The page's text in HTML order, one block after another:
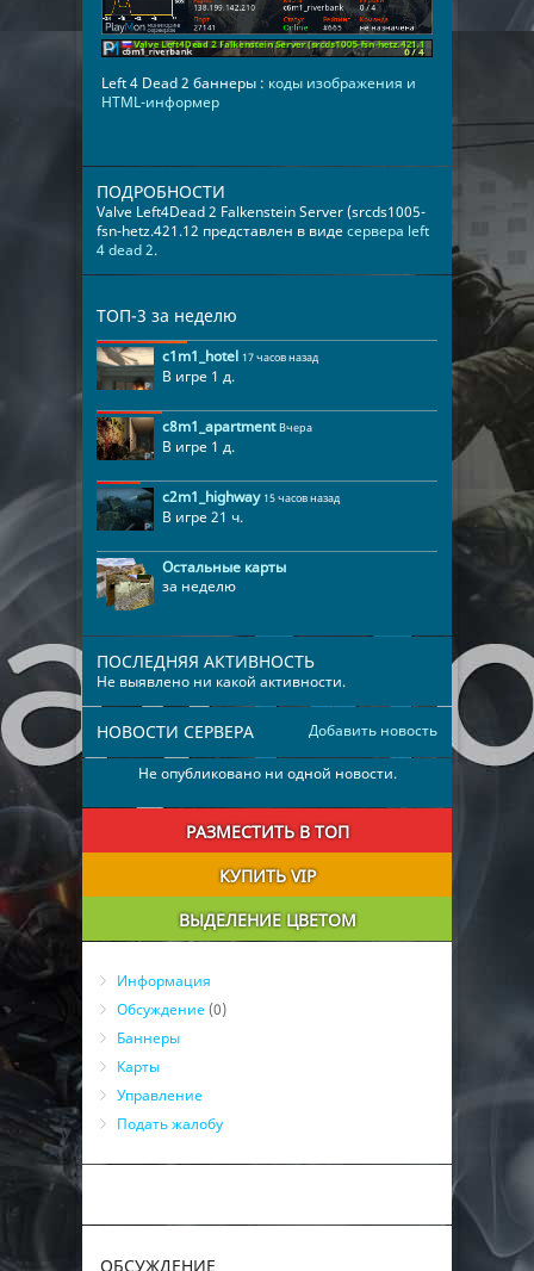
Left 4 Dead 2 баннеры : коды изображения и
HTML-информер
ПОДРОБНОСТИ
Valve Left4Dead 2 Falkenstein Server (srcds1005-
fsn-hetz.421.12 представлен в видесервера left
4 dead 2.
ТОП-3 за неделю
c1m1_hotel 17 часов назад
В игре 1 д.
c8m1_apartment Вчера
В игре 1 д.
c2m1_highway 15 часов назад
В игре 21 ч.
Остальные карты
за неделю
ПОСЛЕДНЯЯ АКТИВНОСТЬ
Не выявлено ни какой активности.
Добавить новость
НОВОСТИ СЕРВЕРА
Не опубликовано ни одной новости.
РАЗМЕСТИТЬ В ТОП
КУПИТЬ VIP
ВЫДЕЛЕНИЕ ЦВЕТОМ
Информация
Обсуждение (0)
Баннеры
Карты
Управление
Подать жалобу
ОБСУЖДЕНИЕ